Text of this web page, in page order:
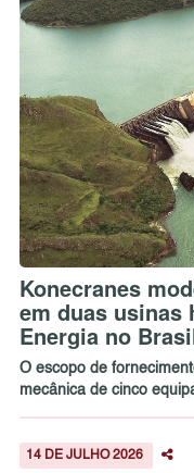
Konecranes
em duas usinas
Energia no
O escopo de
mecânica de cinco
14 DE JULHO 2026